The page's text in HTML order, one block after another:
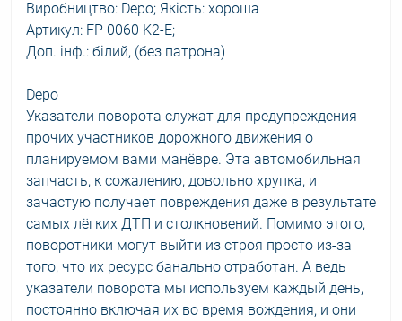
Виробництво: Depo; Якість: хороша
Артикул: FP 0060 K2-E;
Доп. інф.: білий, (без патрона)
Depo
Указатели поворота служат для предупреждения
прочих участников дорожного движения о
планируемом вами манёвре. Эта автомобильная
запчасть, к сожалению, довольно хрупка, и
зачастую получает повреждения даже в результате
самых лёгких ДТП и столкновений. Помимо этого,
поворотники могут выйти из строя просто из-за
того, что их ресурс банально отработан. А ведь
указатели поворота мы используем каждый день,
постоянно включая их во время вождения, и они